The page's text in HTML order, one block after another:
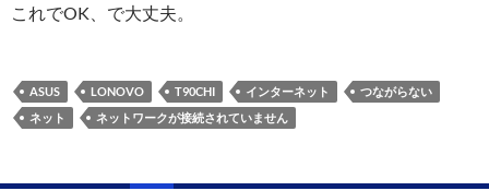
これでOK、で大丈夫。
ASUS LONOVO T90CHI インターネット
つながらない
ネット
ネットワークが接続されていません